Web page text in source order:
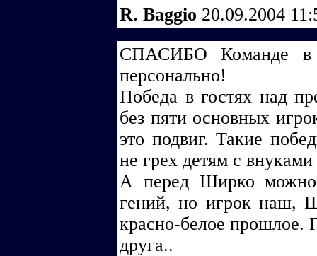
R. Baggio 20.09.2004
СПАСИБО Команде в
персонально!
Победа в гостях над
без пяти основных
это подвиг. Такие
не грех детям с внуками
А перед Ширко
гений, но игрок наш,
красно-белое
друга..